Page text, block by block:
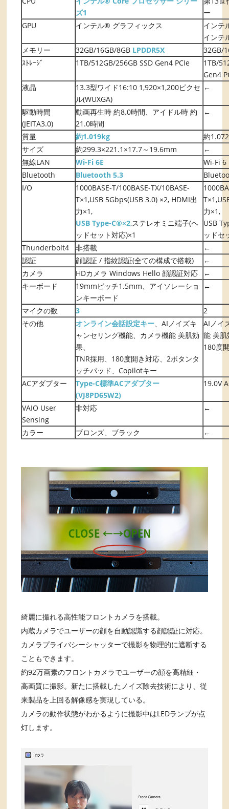
ズ1
ー
GPU
インテル® グラフィックス
インテ
インテ
メモリー
32GB/16GB/8GB LPDDR5X
32GB/
ｽﾄﾚｰｼﾞ
1TB/512GB/256GB SSD Gen4 PCIe
1TB/
Gen4
液晶
13.3型ワイド16:10 1,920×1,200ピクセ
ル(WUXGA)
←
駆動時間
(JEITA3.0)
動画再生時 約8.0時間、アイドル時 約
21.0時間
←
質量 約1.019kg
約
サイズ
約299.3×221.1×17.7～19.6mm
←
無線LAN
Wi-Fi 6E
Wi-Fi 6
Bluetooth
Bluetooth 5.3
I/O
1000BASE-T/100BASE-TX/10BASE-
T×1,USB 5Gbps(USB 3.0) ×2, HDMI出
力×1,
USB Type-C®×2,ステレオミニ端子(ヘ
ッドセット対応)×1
力×1,
USB
ッドセ
Thunderbolt4
非搭載
←
認証
顔認証 / 指紋認証(全ての構成で搭載)
←
カメラ
HDカメラ Windows Hello 顔認証対応
←
キーボード
19mmピッチ1.5mm、アイソレーショ
ンキーボード
←
マイクの数 3
2
その他
オンライン会話設定キー、AIノイズキ
ャンセリング機能、カメラ機能 美肌効
果、
TNR採用、180度開き対応、2ボタンタ
ッチパッド、Copilotキー
AIノイ
能 美肌
180度
ACアダプター
Type-C標準ACアダプター
(VJ8PD65W2)
19.0V
VAIO User
Sensing
非対応 ←
カラー ブロンズ、ブラック ←
綺麗に撮れる高性能フロントカメラを搭載。
内蔵カメラでユーザーの顔を自動認識する顔認証に対応。
カメラプライバシーシャッターで撮影を物理的に遮断する
こともできます。
約92万画素のフロントカメラでユーザーの顔を高精細・
高画質に撮影。新たに搭載したノイズ除去技術により、従
来製品を上回る解像感を実現している。
カメラの動作状態がわかるように撮影中はLEDランプが点
灯します。